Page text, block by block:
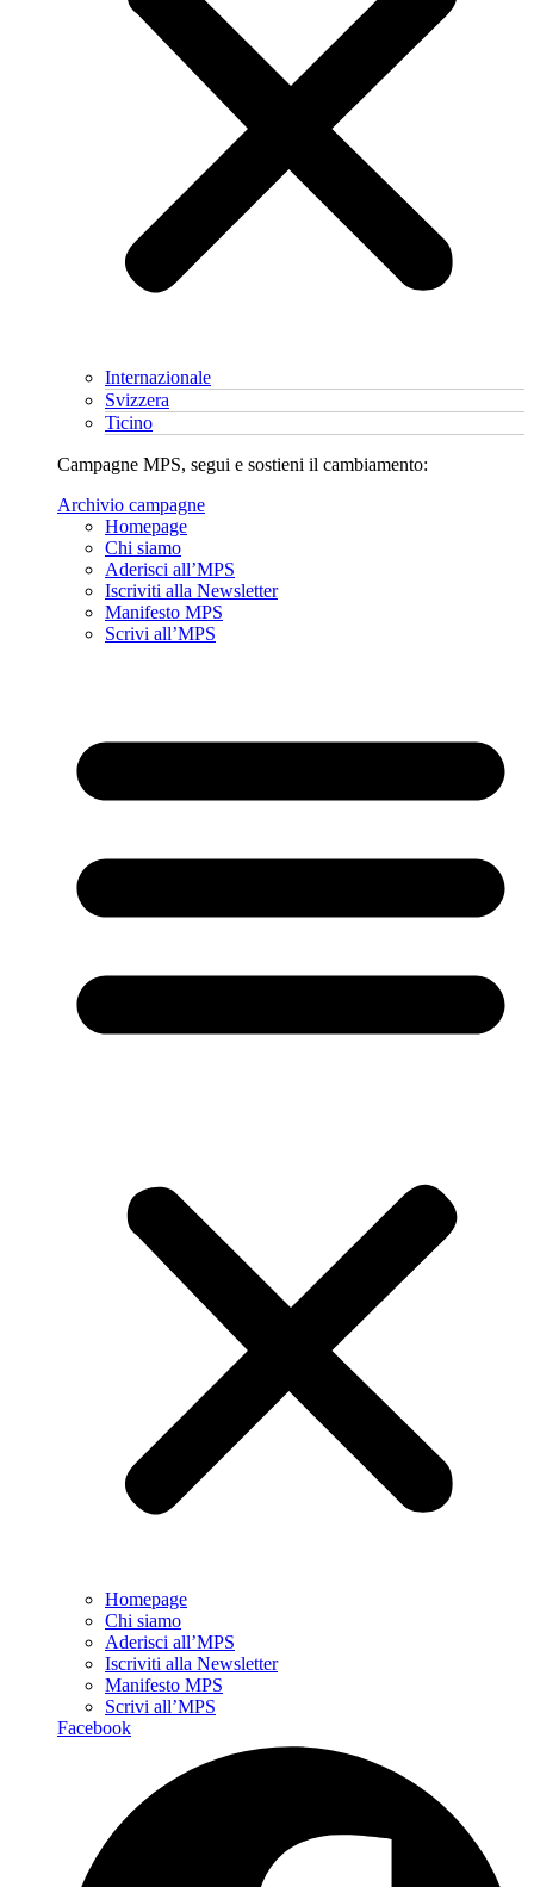
Internazionale
Svizzera
Ticino
Campagne MPS, segui e sostieni il cambiamento:
Archivio campagne
Homepage
Chi siamo
Aderisci all’MPS
Iscriviti alla Newsletter
Manifesto MPS
Scrivi all’MPS
Homepage
Chi siamo
Aderisci all’MPS
Iscriviti alla Newsletter
Manifesto MPS
Scrivi all’MPS
Facebook